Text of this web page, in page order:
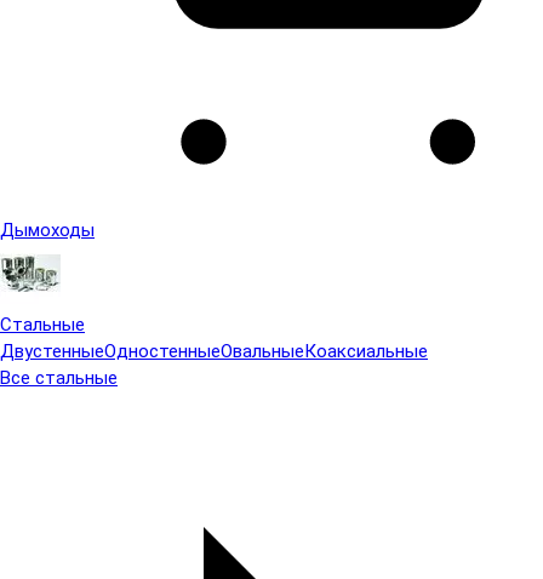
Дымоходы
Стальные
ДвустенныеОдностенныеОвальныеКоаксиальные
Все стальные